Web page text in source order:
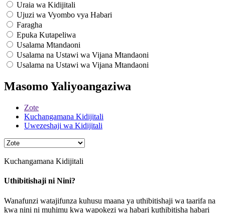
Uraia wa Kidijitali
Ujuzi wa Vyombo vya Habari
Faragha
Epuka Kutapeliwa
Usalama Mtandaoni
Usalama na Ustawi wa Vijana Mtandaoni
Usalama na Ustawi wa Vijana Mtandaoni
Masomo Yaliyoangaziwa
Zote
Kuchangamana Kidijitali
Uwezeshaji wa Kidijitali
Kuchangamana Kidijitali
Uthibitishaji ni Nini?
Wanafunzi watajifunza kuhusu maana ya uthibitishaji wa taarifa na
kwa nini ni muhimu kwa wapokezi wa habari kuthibitisha habari